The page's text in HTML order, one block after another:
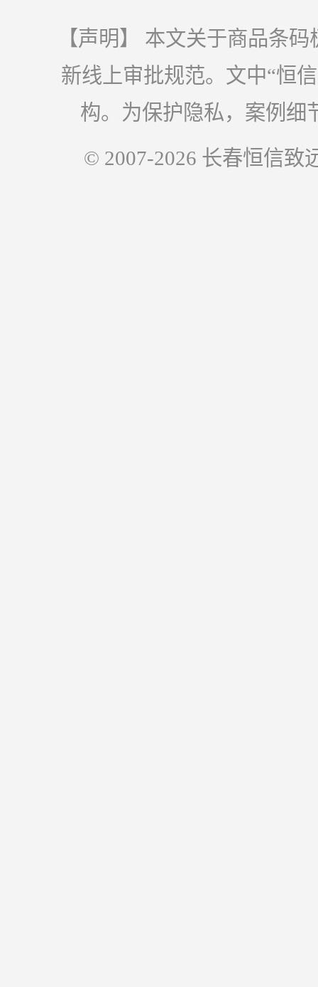
【声明】 本文关于商品条
新线上审批规范。文中“恒
构。为保护隐私，案例细
© 2007-2026 长春恒信致